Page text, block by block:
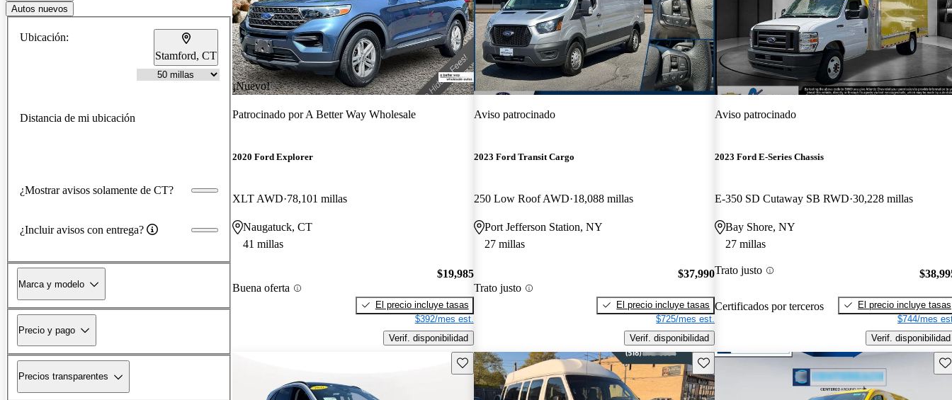
Autos nuevos
Ubicación:
Stamford, CT
Distancia de mi ubicación
¿Mostrar avisos solamente de CT?
¿Incluir avisos con entrega?
Marca y modelo
Precio y pago
Precios transparentes
¡Nuevo!
Patrocinado porA Better Way Wholesale
2020 Ford Explorer
XLT AWD 78,101 millas
Naugatuck, CT
41 millas
Buena oferta
$19,985
El precio incluye tasas
$392/mes est.
Verif. disponibilidad
Aviso patrocinado
2023 Ford Transit Cargo
250 Low Roof AWD 18,088 millas
Port Jefferson Station, NY
27 millas
Trato justo
$37,990
El precio incluye tasas
$725/mes est.
Verif. disponibilidad
Aviso patrocinado
2023 Ford E-Series Chassis
E-350 SD Cutaway SB RWD 30,228 millas
Bay Shore, NY
27 millas
Trato justo
Certificados por terceros
El precio incluye tasas
$744/mes
Verif. disponibilidad
Guarda este Aviso Guarda este Aviso